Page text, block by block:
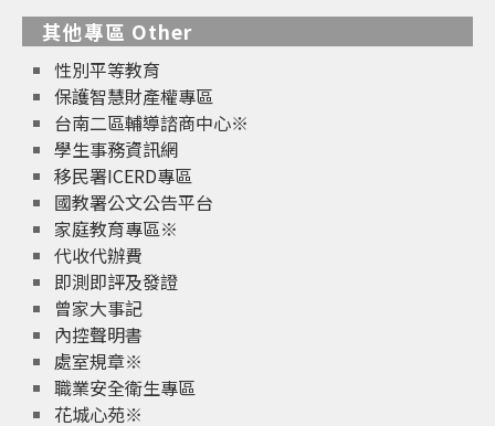
其他專區 Other
性別平等教育
保護智慧財產權專區
台南二區輔導諮商中心※
學生事務資訊網
移民署ICERD專區
國教署公文公告平台
家庭教育專區※
代收代辦費
即測即評及發證
曾家大事記
內控聲明書
處室規章※
職業安全衛生專區
花城心苑※